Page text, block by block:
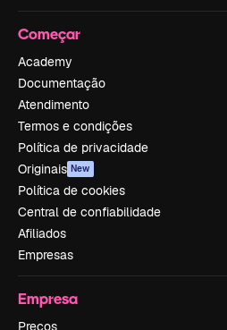
Começar
Academy
Documentação
Atendimento
Termos e condições
Política de privacidade
Originais New
Política de cookies
Central de confiabilidade
Afiliados
Empresas
Empresa
Preços